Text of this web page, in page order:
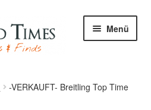
Menü
-VERKAUFT- Breitling Top Time